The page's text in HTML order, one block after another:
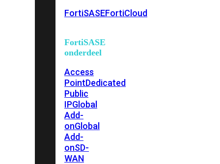
FortiSASEFortiCloud
FortiSASE
onderdeel
Access
PointDedicated
Public
IPGlobal
Add-
onGlobal
Add-
onSD-
WAN